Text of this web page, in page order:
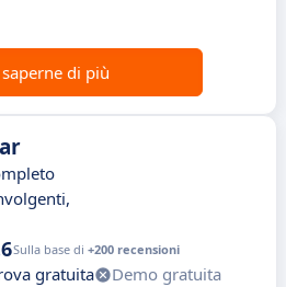
saperne di più
Sulla base di +200 recensioni
gratuita
Demo gratuita